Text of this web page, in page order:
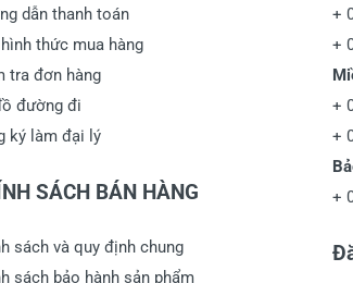
dẫn thanh toán
thức mua hàng
tra đơn hàng
đường đi
ký làm đại lý
SÁCH BÁN HÀNG
sách và quy định chung
sách bảo hành sản phẩm
+
+
+
+
+